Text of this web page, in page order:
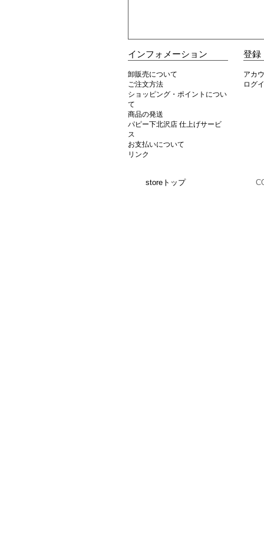
インフォメーション
卸販売について
ご注文方法
ショッピング・ポイントについ
て
商品の発送
パピー下北沢店 仕上げサービ
ス
お支払いについて
リンク
登録
アカ
ログ
storeトップ